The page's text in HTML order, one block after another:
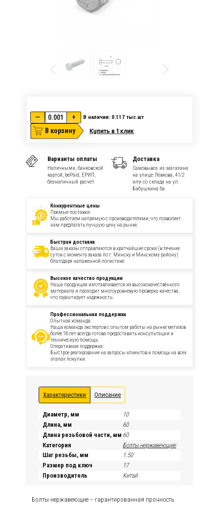
— + В наличии: 0.117 тыс.шт
В корзину Купить в 1 клик
Варианты оплаты
Наличными, банковской
картой, bePaid, ЕРИП,
безналичный расчет
Доставка
Самовывоз из магазина
на улице Левкова, 41/2
или со склада на ул.
Бабушкина 6а
Конкурентные цены
Прямые поставки:
Мы работаем напрямую с производителями, что позволяет
нам предлагать лучшую цену на рынке.
Быстрая доставка
Ваши заказы отправляются в кратчайшие сроки (в течение
суток с момента заказа по г. Минску и Минскому району)
благодаря налаженной логистике.
Высокое качество продукции
Наша продукция изготавливается из высококачественного
материала и проходит многоуровневую проверку качества,
что гарантирует надежность.
Профессиональная поддержка
Опытная команда:
Наша команда экспертов с опытом работы на рынке метизов
более 18 лет всегда готова предоставить консультации и
техническую помощь.
Оперативная поддержка:
Быстрое реагирование на запросы клиентов и помощь на всех
этапах покупки.
Характеристики Описание
Диаметр, мм
10
Длина, мм
60
Длина резьбовой части, мм 60
Категория
Болты нержавеющие
Шаг резьбы, мм
1.50
Размер под ключ
17
Производитель
Китай
Болты нержавеющие – гарантированная прочность